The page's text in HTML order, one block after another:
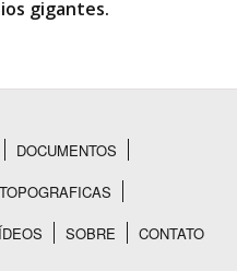
gigantes.
DOCUMENTOS
SOBRE CONTATO